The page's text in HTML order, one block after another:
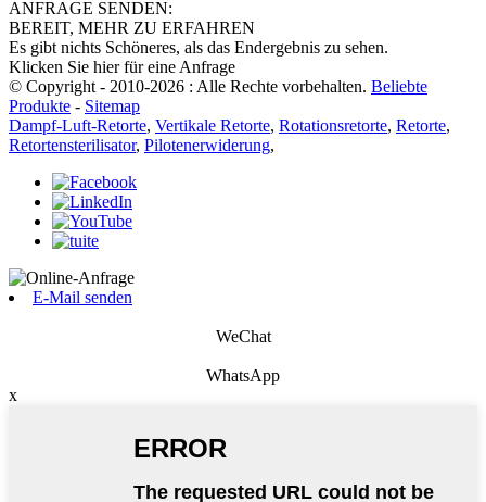
ANFRAGE SENDEN:
BEREIT, MEHR ZU ERFAHREN
Es gibt nichts Schöneres, als das Endergebnis zu sehen.
Klicken Sie hier für eine Anfrage
© Copyright - 2010-2026 : Alle Rechte vorbehalten. Beliebte
Produkte - Sitemap
Dampf-Luft-Retorte, Vertikale Retorte, Rotationsretorte, Retorte,
Retortensterilisator, Pilotenerwiderung,
E-Mail senden
WeChat
WhatsApp
x